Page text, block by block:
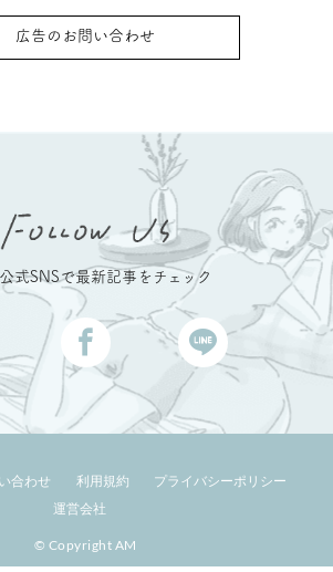
広告のお問い合わせ
式SNSで最新記事をチェック
合わせ 利用規約
プライバシーポリシー
運営会社
© Copyright AM